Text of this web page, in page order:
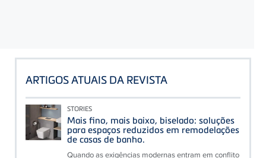
ARTIGOS ATUAIS DA REVISTA
STORIES
Mais fino, mais baixo, biselado: soluções
para espaços reduzidos em remodelações
de casas de banho.
Quando as exigências modernas entram em conflito